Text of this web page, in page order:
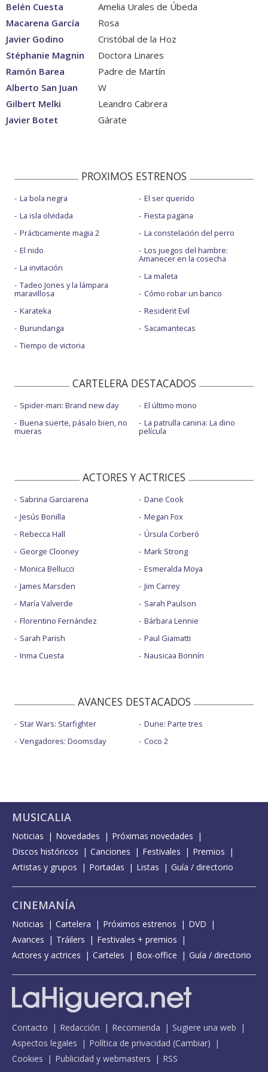
Belén Cuesta
Amelia Urales de Úbeda
Macarena García
Rosa
Javier Godino
Cristóbal de la Hoz
Stéphanie Magnin
Doctora Linares
Ramón Barea
Padre de Martín
Alberto San Juan
W
Gilbert Melki
Leandro Cabrera
Javier Botet
Gárate
PROXIMOS ESTRENOS
La bola negra
La isla olvidada
Prácticamente magia 2
El nido
La invitación
Tadeo Jones y la lámpara
maravillosa
Karateka
Burundanga
Tiempo de victoria
El ser querido
Fiesta pagäna
La constelación del perro
Los juegos del hambre:
Amanecer en la cosecha
La maleta
Cómo robar un banco
Resident Evil
Sacamantecas
CARTELERA DESTACADOS
Spider-man: Brand new day
Buena suerte, pásalo bien, no
mueras
El último mono
La patrulla canina: La dino
película
ACTORES Y ACTRICES
Sabrina Garciarena
Jesús Bonilla
Rebecca Hall
George Clooney
Monica Bellucci
James Marsden
María Valverde
Florentino Fernández
Sarah Parish
Inma Cuesta
Dane Cook
Megan Fox
Úrsula Corberó
Mark Strong
Esmeralda Moya
Jim Carrey
Sarah Paulson
Bárbara Lennie
Paul Giamatti
Nausicaa Bonnín
AVANCES DESTACADOS
Star Wars: Starfighter
Vengadores: Doomsday
Dune: Parte tres
Coco 2
MUSICALIA
Noticias Novedades
Próximas novedades
Discos históricos
Canciones Festivales
Premios
Artistas y grupos
Portadas Listas Guía / directorio
CINEMANÍA
Noticias Cartelera Próximos estrenos
DVD
Avances
Tráilers
Festivales + premios
Actores y actrices
Carteles Box-office Guía / directorio
Contacto Redacción Recomienda
Sugiere una web
Aspectos legales
Política de privacidad (Cambiar)
Cookies
Publicidad y webmasters RSS